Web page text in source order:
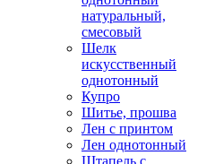
натуральный,
смесовый
Шелк
искусственный
однотонный
Купро
Шитье, прошва
Лен с принтом
Лен однотонный
Штапель с